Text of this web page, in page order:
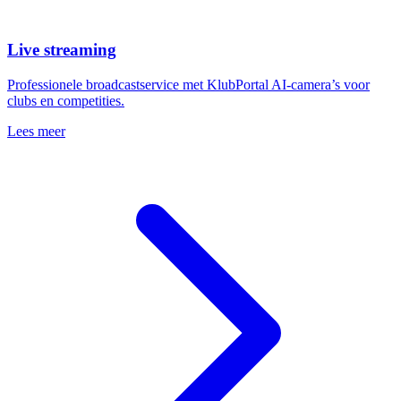
Live streaming
Professionele broadcastservice met KlubPortal AI-camera’s voor
clubs en competities.
Lees meer